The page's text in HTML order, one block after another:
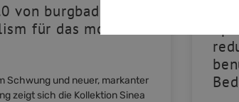
von burgbad: Soft
für das moderne
Schwung und neuer, markanter
zeigt sich die Kollektion Sinea